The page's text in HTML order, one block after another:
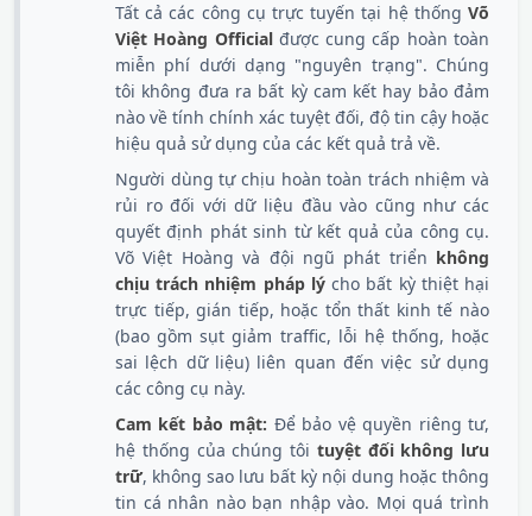
Tất cả các công cụ trực tuyến tại hệ thống Võ
Việt Hoàng Officialđược cung cấp hoàn toàn
miễn phí dưới dạng "nguyên trạng". Chúng
tôi không đưa ra bất kỳ cam kết hay bảo đảm
nào về tính chính xác tuyệt đối, độ tin cậy hoặc
hiệu quả sử dụng của các kết quả trả về.
Người dùng tự chịu hoàn toàn trách nhiệm và
rủi ro đối với dữ liệu đầu vào cũng như các
quyết định phát sinh từ kết quả của công cụ.
Võ Việt Hoàng và đội ngũ phát triển không
chịu trách nhiệm pháp lýcho bất kỳ thiệt hại
trực tiếp, gián tiếp, hoặc tổn thất kinh tế nào
(bao gồm sụt giảm traffic, lỗi hệ thống, hoặc
sai lệch dữ liệu) liên quan đến việc sử dụng
các công cụ này.
Cam kết bảo mật: Để bảo vệ quyền riêng tư,
hệ thống của chúng tôi tuyệt đối không lưu
trữ, không sao lưu bất kỳ nội dung hoặc thông
tin cá nhân nào bạn nhập vào. Mọi quá trình